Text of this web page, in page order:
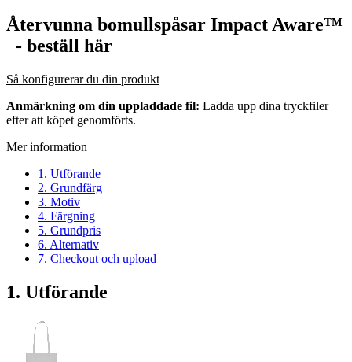
Återvunna bomullspåsar Impact Aware™
- beställ här
Så konfigurerar du din produkt
Anmärkning om din uppladdade fil: Ladda upp dina tryckfiler
efter att köpet genomförts.
Mer information
1. Utförande
2. Grundfärg
3. Motiv
4. Färgning
5. Grundpris
6. Alternativ
7. Checkout och upload
1. Utförande